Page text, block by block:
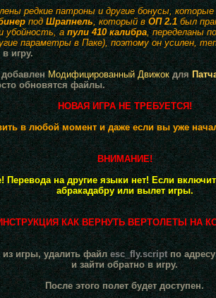
редкие патроны и другие бонусы,
под Шрапнель, который вОП 2.1был
убойность, апули 410 калибра, переделаны
параметры в Паке), поэтому он усилен,
игру.
Модифицированный Движок для
обновятся файлы.
НОВАЯ ИГРА НЕ ТРЕБУЕТСЯ!
в любой момент и даже если вы уже
ВНИМАНИЕ!
Перевода на другие языки нет! Если
абракадабру или вылет игры.
КАК ВЕРНУТЬ ВЕРТОЛЕТЫ НА
игры, удалить файл esc_fly.script по
и зайти обратно в игру.
После этого полет будет доступен.